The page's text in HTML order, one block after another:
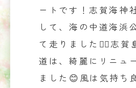
ートです！志賀海神
して、海の中道海浜
て走りました🏃‍♀️志賀
道は、綺麗にリニュ
ました😊風は気持ち